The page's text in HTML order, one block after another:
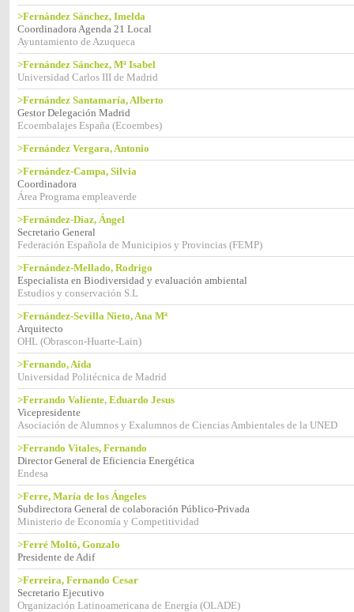
>Fernández Sánchez, Imelda
Coordinadora Agenda 21 Local
Ayuntamiento de Azuqueca
>Fernández Sánchez, Mª Isabel
Universidad Carlos III de Madrid
>Fernández Santamaría, Alberto
Gestor Delegación Madrid
Ecoembalajes España (Ecoembes)
>Fernández Vergara, Antonio
>Fernández-Campa, Silvia
Coordinadora
Área Programa empleaverde
>Fernández-Díaz, Ángel
Secretario General
Federación Española de Municipios y Provincias (FEMP)
>Fernández-Mellado, Rodrigo
Especialista en Biodiversidad y evaluación ambiental
Estudios y conservación S.L
>Fernández-Sevilla Nieto, Ana Mª
Arquitecto
OHL (Obrascon-Huarte-Lain)
>Fernando, Aida
Universidad Politécnica de Madrid
>Ferrando Valiente, Eduardo Jesus
Vicepresidente
Asociación de Alumnos y Exalumnos de Ciencias Ambientales de la UNED
>Ferrando Vitales, Fernando
Director General de Eficiencia Energética
Endesa
>Ferre, María de los Ángeles
Subdirectora General de colaboración Público-Privada
Ministerio de Economía y Competitividad
>Ferré Moltó, Gonzalo
Presidente de Adif
>Ferreira, Fernando Cesar
Secretario Ejecutivo
Organización Latinoamericana de Energía (OLADE)